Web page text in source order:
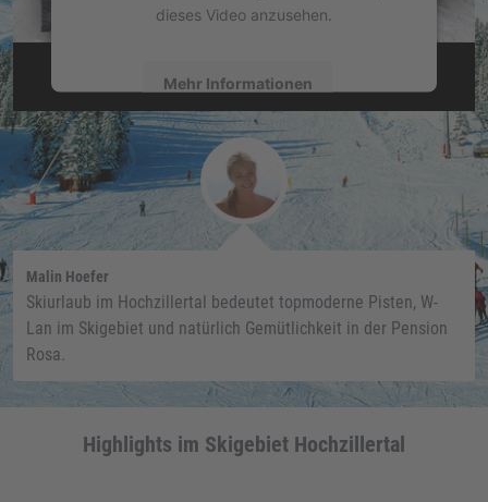
dieses Video anzusehen.
Mehr Informationen
Akzeptieren
powered by
Usercentrics Consent
Management Platform
Malin Hoefer
Skiurlaub im Hochzillertal bedeutet topmoderne Pisten, W-
Lan im Skigebiet und natürlich Gemütlichkeit in der Pension
Rosa.
Highlights im Skigebiet Hochzillertal